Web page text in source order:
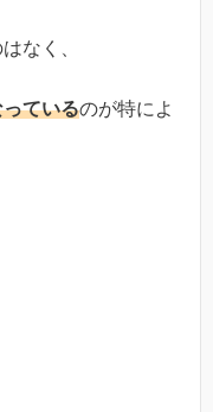
なく、
ているのが特によ